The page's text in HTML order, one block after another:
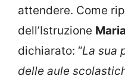
attendere. Come
dell’Istruzione
dichiarato: “La sua
delle aule